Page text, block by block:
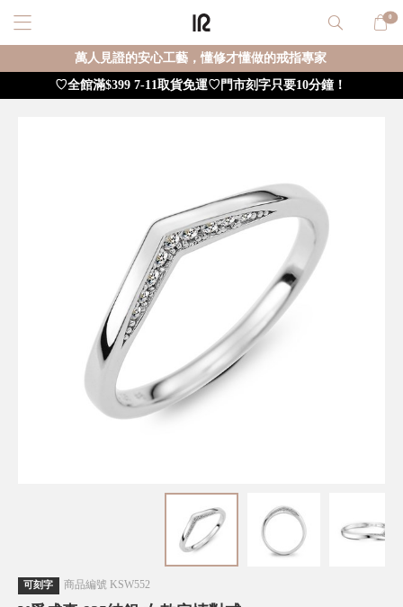
0
萬人見證的安心工藝，懂修才懂做的戒指專家
♡全館滿$399 7-11取貨免運♡門市刻字只要10分鐘！
可刻字 商品編號 KSW552